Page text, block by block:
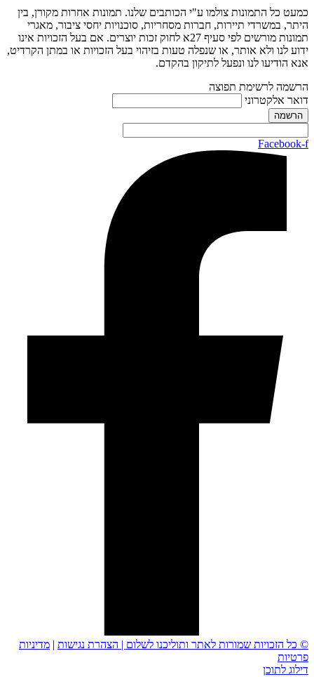
כמעט כל התמונות צולמו ע"י הכותבים שלנו. תמונות אחרות מקורן, בין
היתר, במשרדי תיירות, חברות מסחריות, סוכנויות יחסי ציבור, מאגרי
תמונות מורשים לפי סעיף 27א לחוק זכות יוצרים. אם בעל הזכויות אינו
ידוע לנו ולא אותר, או שנפלה טעות בזיהוי בעל הזכויות או במתן הקרדיט,
אנא הודיעו לנו ונפעל לתיקון בהקדם.
הרשמה לרשימת תפוצה
דואר אלקטרוני
Facebook-f
© כל הזכויות שמורות לאתר ותוליכנו לשלום | הצהרת נגישות | מדיניות
פרטיות
דילוג לתוכן